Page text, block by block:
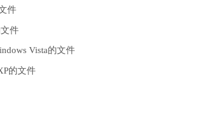
件
件
Vista的文件
的文件